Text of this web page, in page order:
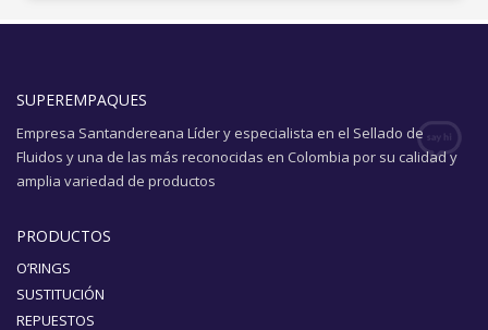
SUPEREMPAQUES
Empresa Santandereana Líder y especialista en el Sellado de
Fluidos y una de las más reconocidas en Colombia por su calidad y
amplia variedad de productos
PRODUCTOS
O’RINGS
SUSTITUCIÓN
REPUESTOS